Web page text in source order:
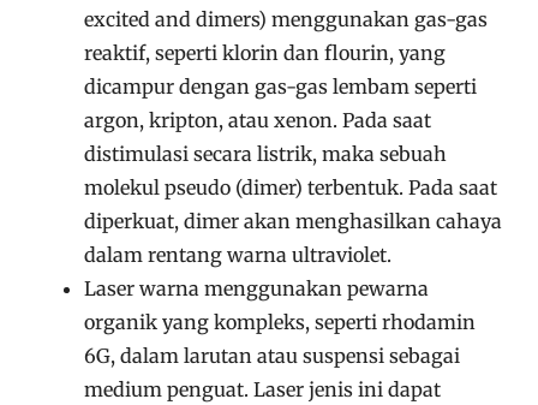
excited and dimers) menggunakan gas-gas
reaktif, seperti klorin dan flourin, yang
dicampur dengan gas-gas lembam seperti
argon, kripton, atau xenon. Pada saat
distimulasi secara listrik, maka sebuah
molekul pseudo (dimer) terbentuk. Pada saat
diperkuat, dimer akan menghasilkan cahaya
dalam rentang warna ultraviolet.
Laser warna menggunakan pewarna
organik yang kompleks, seperti rhodamin
6G, dalam larutan atau suspensi sebagai
medium penguat. Laser jenis ini dapat